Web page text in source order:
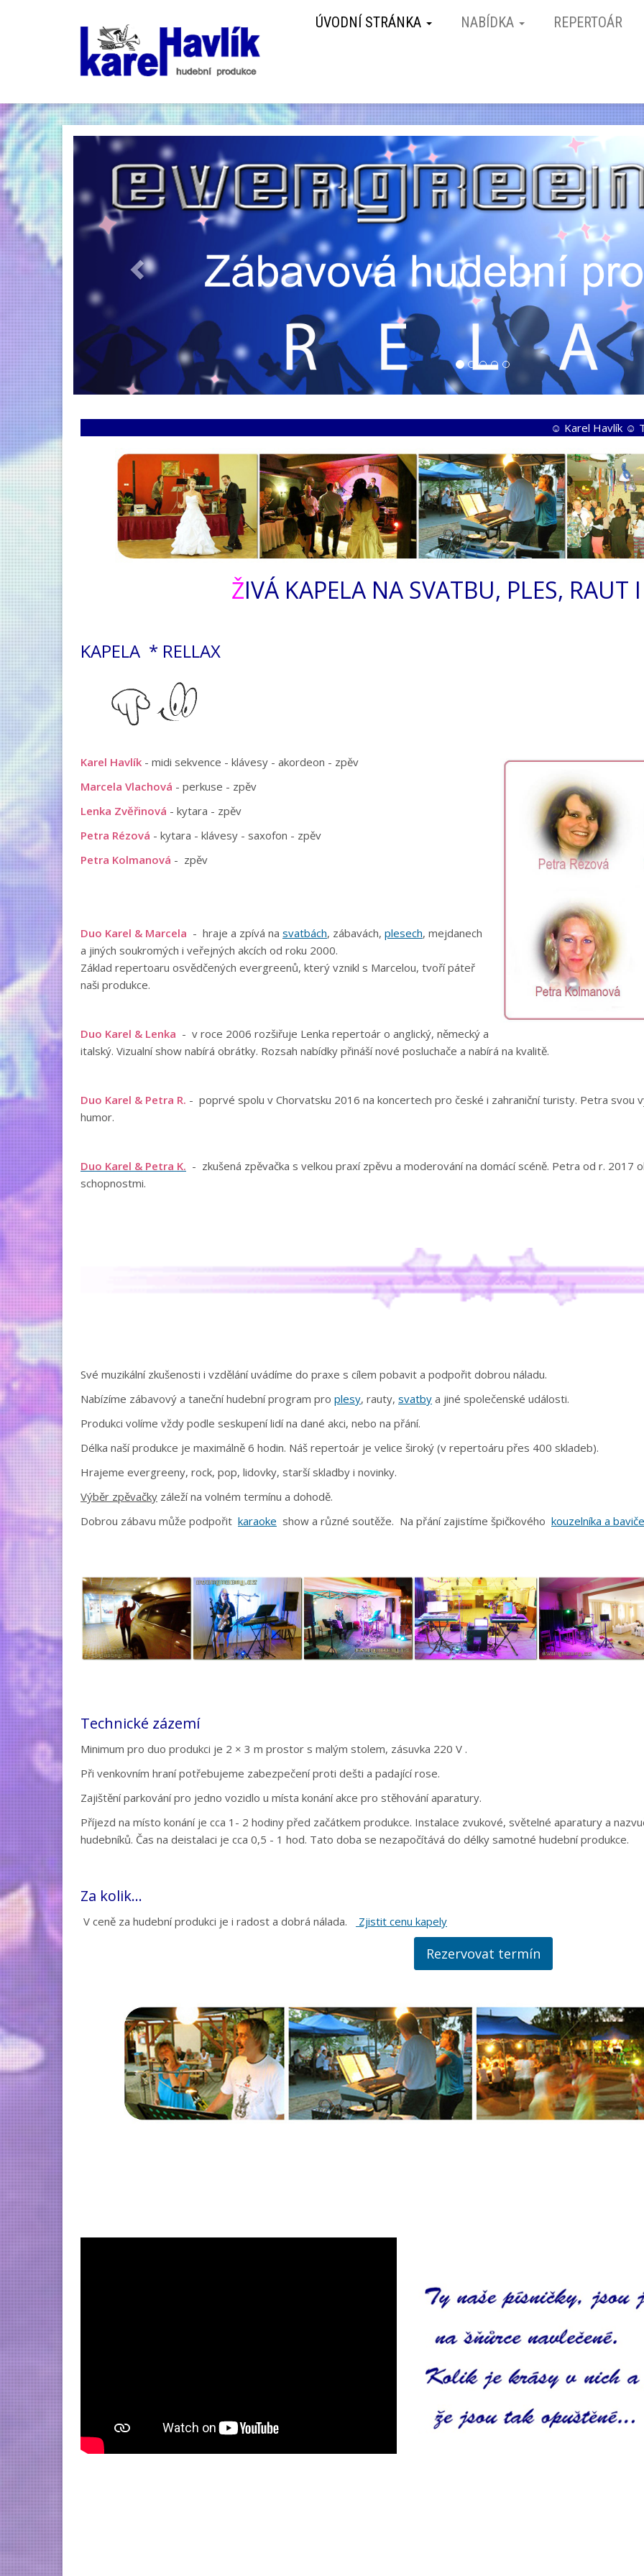
ÚVODNÍ STRÁNKA NABÍDKA REPERTOÁR
Previous
☺ Karel Havlík ☺ Třebešovská
ŽIVÁ KAPELA NA SVATBU, PLES, RAUT
KAPELA * RELLAX
Karel Havlík - midi sekvence - klávesy - akordeon - zpěv
Marcela Vlachová - perkuse - zpěv
Lenka Zvěřinová - kytara - zpěv
Petra Rézová - kytara - klávesy - saxofon - zpěv
Petra Kolmanová - zpěv
Duo Karel & Marcela - hraje a zpívá na svatbách, zábavách, plesech, mejdanech
a jiných soukromých i veřejných akcích od roku 2000.
Základ repertoaru osvědčených evergreenů, který vznikl s Marcelou, tvoří páteř
naši produkce.
Duo Karel & Lenka - v roce 2006 rozšiřuje Lenka repertoár o anglický, německý a
italský. Vizualní show nabírá obrátky. Rozsah nabídky přináší nové posluchače a nabírá na kvalitě.
Duo Karel & Petra R. - poprvé spolu v Chorvatsku 2016 na koncertech pro české i zahraniční turisty. Petra svou
humor.
Duo Karel & Petra K. - zkušená zpěvačka s velkou praxí zpěvu a moderování na domácí scéně. Petra od r. 2017
schopnostmi.
Své muzikální zkušenosti i vzdělání uvádíme do praxe s cílem pobavit a podpořit dobrou náladu.
Nabízíme zábavový a taneční hudební program pro plesy, rauty, svatby a jiné společenské události.
Produkci volíme vždy podle seskupení lidí na dané akci, nebo na přání.
Délka naší produkce je maximálně 6 hodin. Náš repertoár je velice široký (v repertoáru přes 400 skladeb).
Hrajeme evergreeny, rock, pop, lidovky, starší skladby i novinky.
Výběr zpěvačky záleží na volném termínu a dohodě.
Dobrou zábavu může podpořit karaoke show a různé soutěže. Na přání zajistíme špičkového kouzelníka a baviče
Technické zázemí
Minimum pro duo produkci je 2 × 3 m prostor s malým stolem, zásuvka 220 V .
Při venkovním hraní potřebujeme zabezpečení proti dešti a padající rose.
Zajištění parkování pro jedno vozidlo u místa konání akce pro stěhování aparatury.
Příjezd na místo konání je cca 1- 2 hodiny před začátkem produkce. Instalace zvukové, světelné aparatury a
hudebníků. Čas na deistalaci je cca 0,5 - 1 hod. Tato doba se nezapočítává do délky samotné hudební produkce.
Za kolik...
V ceně za hudební produkci je i radost a dobrá nálada. Zjistit cenu kapely
Rezervovat termín